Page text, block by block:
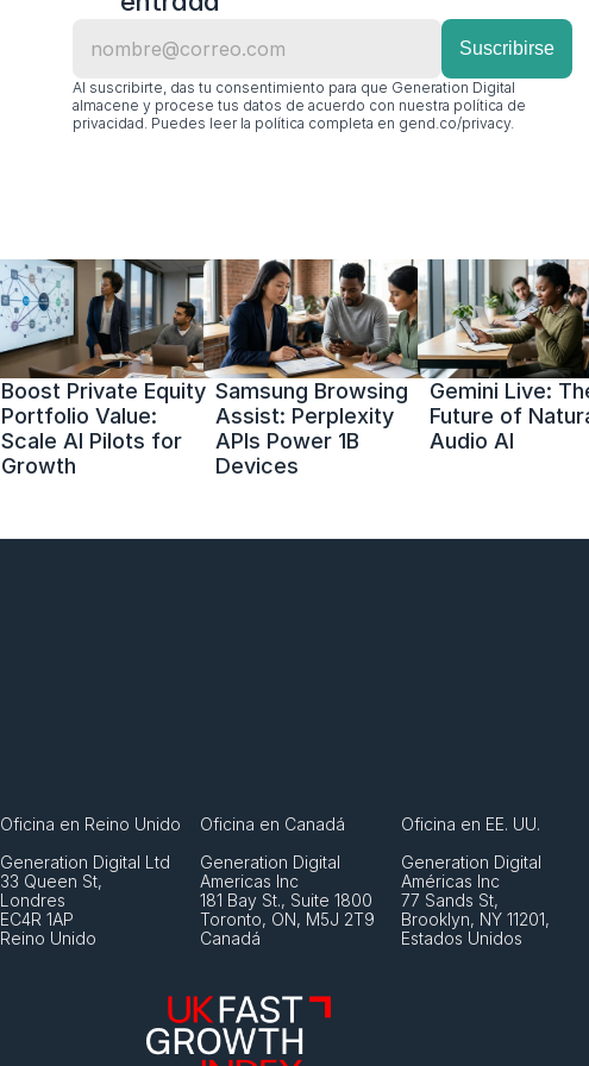
Al suscribirte, das tu consentimiento para que Generation Digital
almacene y procese tus datos de acuerdo con nuestra política de
privacidad. Puedes leer la política completa en gend.co/privacy.
Boost Private Equity
Portfolio Value:
Scale AI Pilots for
Growth
Samsung Browsing
Assist: Perplexity
APIs Power 1B
Devices
Gemini Live:
Future of
Audio AI
Oficina en Reino Unido
Generation Digital Ltd
33 Queen St,
Londres
EC4R 1AP
Reino Unido
Oficina en Canadá
Generation Digital
Americas Inc
181 Bay St., Suite 1800
Toronto, ON, M5J 2T9
Canadá
Oficina en EE. UU.
Generation Digital
Américas Inc
77 Sands St,
Brooklyn, NY 11201,
Estados Unidos